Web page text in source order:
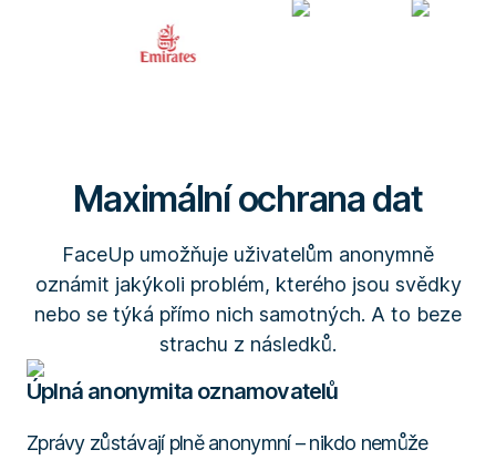
Maximální ochrana dat
FaceUp umožňuje uživatelům anonymně
oznámit jakýkoli problém, kterého jsou svědky
nebo se týká přímo nich samotných. A to beze
strachu z následků.
Úplná anonymita oznamovatelů
Zprávy zůstávají plně anonymní – nikdo nemůže